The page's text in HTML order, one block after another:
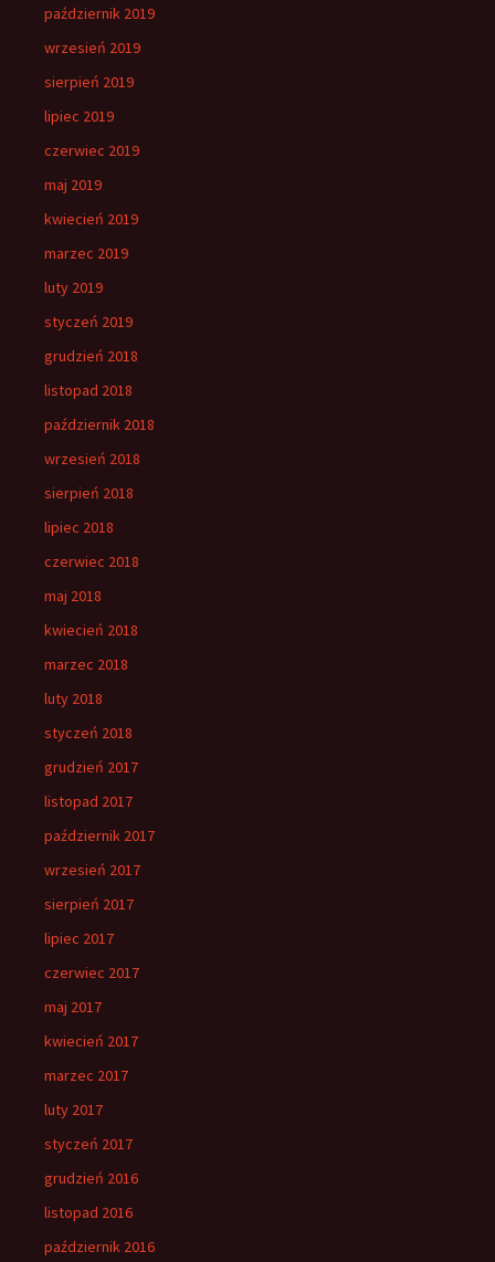
październik 2019
wrzesień 2019
sierpień 2019
lipiec 2019
czerwiec 2019
maj 2019
kwiecień 2019
marzec 2019
luty 2019
styczeń 2019
grudzień 2018
listopad 2018
październik 2018
wrzesień 2018
sierpień 2018
lipiec 2018
czerwiec 2018
maj 2018
kwiecień 2018
marzec 2018
luty 2018
styczeń 2018
grudzień 2017
listopad 2017
październik 2017
wrzesień 2017
sierpień 2017
lipiec 2017
czerwiec 2017
maj 2017
kwiecień 2017
marzec 2017
luty 2017
styczeń 2017
grudzień 2016
listopad 2016
październik 2016